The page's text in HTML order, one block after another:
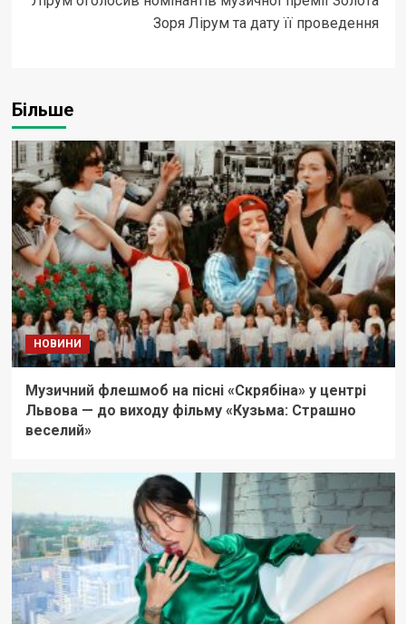
Зоря Лірум та дату її проведення
Більше
НОВИНИ
Музичний флешмоб на пісні «Скрябіна» у центрі
Львова — до виходу фільму «Кузьма: Страшно
веселий»